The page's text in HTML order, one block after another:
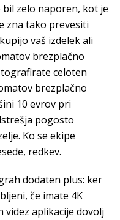
bil zelo naporen, kot je
zna tako prevesiti
vaš izdelek ali
brezplačno
celoten
brezplačno
10 evrov pri
pogosto
Ko se ekipe
redkev.
dodaten plus: ker
če imate 4K
videz aplikacije dovolj